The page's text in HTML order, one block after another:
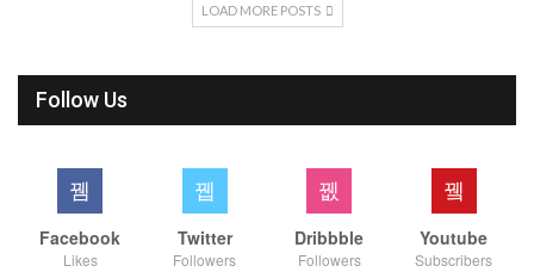
LOAD MORE POSTS
Follow Us
Facebook
Likes
Twitter
Followers
Dribbble
Followers
Youtube
Subscribers